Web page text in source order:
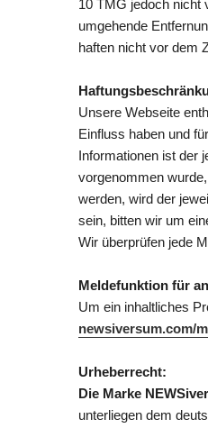
10 TMG jedoch nicht
umgehende
haften nicht vor dem
Unsere Webseite
Einfluss haben und
Informationen ist der
vorgenommen
werden, wird der
sein, bitten wir um
Wir überprüfen jede
Meldefunktion für
Um ein inhaltliches
newsiversum.com/
Urheberrecht:
Die Marke
unterliegen dem